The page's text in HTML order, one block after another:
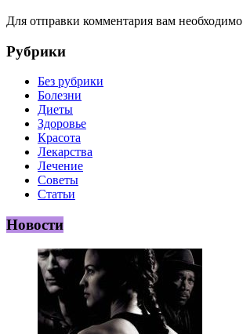
Для отправки комментария вам необходимо
Рубрики
Без рубрики
Болезни
Диеты
Здоровье
Красота
Лекарства
Лечение
Советы
Статьи
Новости